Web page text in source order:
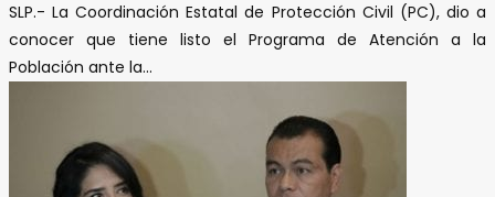
SLP.- La Coordinación Estatal de Protección Civil (PC), dio a
conocer que tiene listo el Programa de Atención a la
Población ante la...